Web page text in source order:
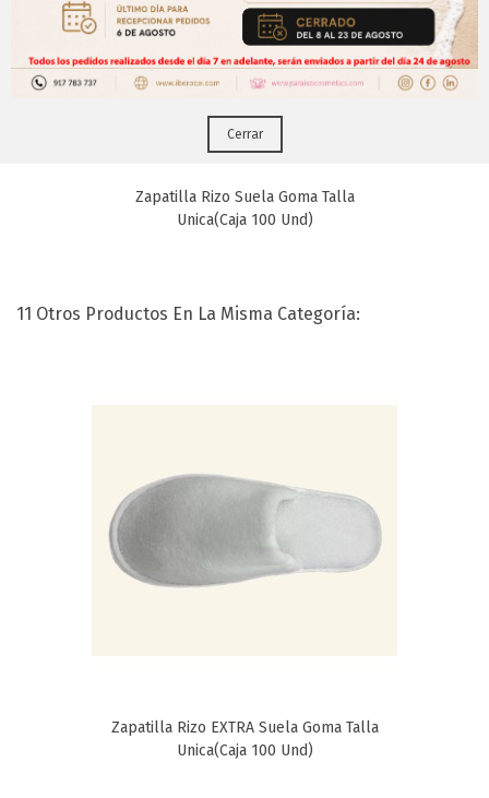
Zapatilla Rizo Suela Goma Talla
Unica(Caja 100 Und)
11 Otros Productos En La Misma Categoría:
Zapatilla Rizo EXTRA Suela Goma Talla
Unica(Caja 100 Und)
tus pedidos online.!
Puedes hacerlo desdeAqui!
CERRAR
Cerrar